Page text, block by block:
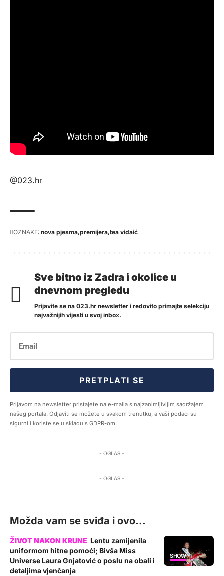
@023.hr
OZNAKE: nova pjesma premijera tea vidaić
Sve bitno iz Zadra i okolice u
dnevnom pregledu
Prijavite se na 023.hr newsletter i redovito primajte selekciju
najvažnijih vijesti u svoj inbox.
PRETPLATI SE
Prijavom na newsletter pristajete na e-maila s najzanimljivijim sadržajem
našeg portala. Odjaviti se možete u svakom trenutku, a vaši podaci su
sigurni i koriste se u skladu s GDPR-om.
- OGLAS -
- OGLAS -
Možda vam se sviđa i ovo...
SHOW
Lentu zamijenila
uniformom hitne pomoći; Bivša Miss
Universe Laura Gnjatović o poslu na obali i
detaljima vjenčanja